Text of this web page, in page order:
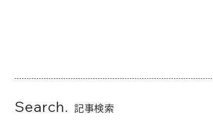
Search. 記事検索